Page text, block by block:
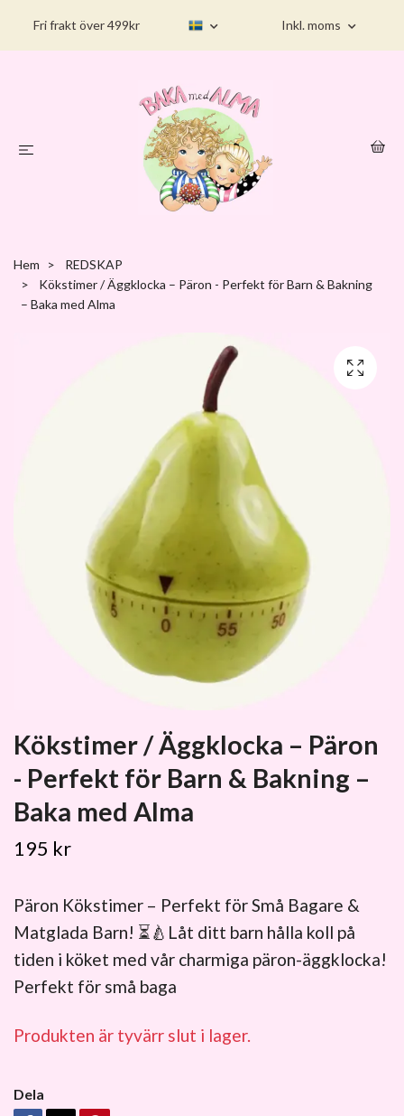
Fri frakt över 499kr Inkl. moms
Hem
REDSKAP
Kökstimer / Äggklocka – Päron - Perfekt för Barn & Bakning
– Baka med Alma
Kökstimer / Äggklocka – Päron
- Perfekt för Barn & Bakning –
Baka med Alma
195 kr
Päron Kökstimer – Perfekt för Små Bagare &
Matglada Barn! ⏳🍐Låt ditt barn hålla koll på
tiden i köket med vår charmiga päron-äggklocka!
Perfekt för små baga
Produkten är tyvärr slut i lager.
Dela